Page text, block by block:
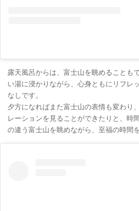
露天風呂からは、富士山を眺めることも
い湯に浸かりながら、心身ともにリフレ
なしです。
夕方になればまた富士山の表情も変わり
レーションを見ることができたりと、時
の違う富士山を眺めながら、至福の時間